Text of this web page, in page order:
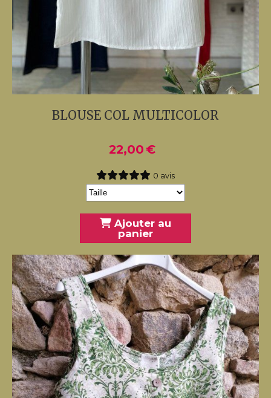
BLOUSE COL MULTICOLOR
22,00 €
0 avis
Ajouter au
panier